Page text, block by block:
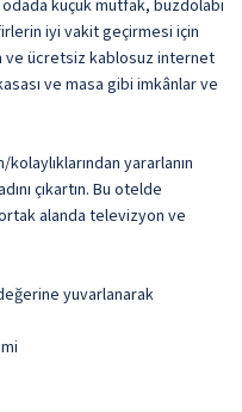
küçük mutfak, buzdolabı
iyi vakit geçirmesi için
ve ücretsiz kablosuz internet
ve masa gibi imkânlar ve
yararlanın
çıkartın. Bu otelde
alanda televizyon ve
yuvarlanarak